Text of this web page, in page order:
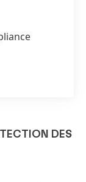
DES